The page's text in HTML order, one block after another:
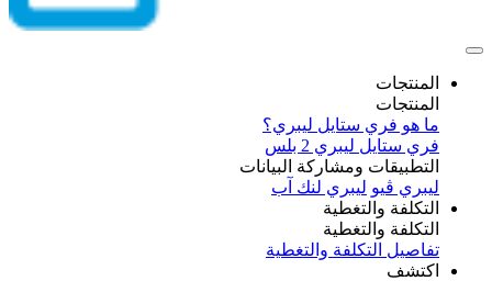
المنتجات
المنتجات
ما هو فري ستايل ليبري؟
فري ستايل ليبري 2 بلس​
التطبيقات ومشاركة البيانات
ليبري ڤيو ليبري لنك آب
التكلفة والتغطية
التكلفة والتغطية
تفاصيل التكلفة والتغطية
اكتشف​